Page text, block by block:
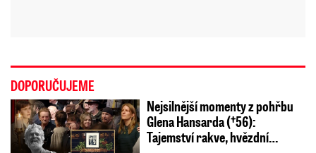
DOPORUČUJEME
Nejsilnější momenty z pohřbu
Glena Hansarda (†56):
Tajemství rakve, hvězdní…